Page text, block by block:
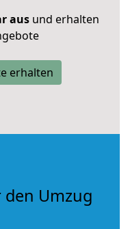
ausund erhalten
erhalten
Umzug